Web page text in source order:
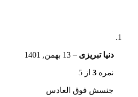
دنیا تبریزی – 13 بهمن, 1401
نمره 3 از 5
جنسش فوق العادس